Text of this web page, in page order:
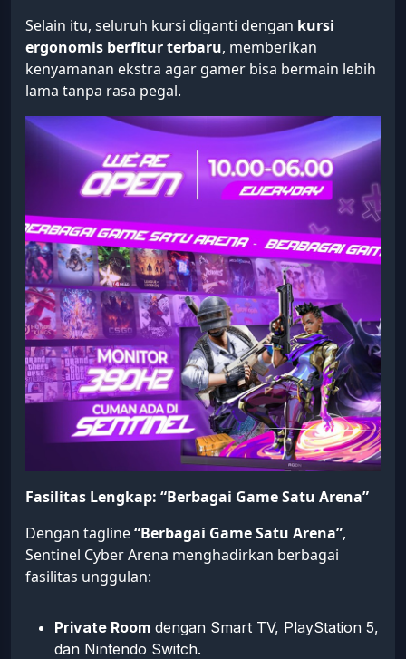
Selain itu, seluruh kursi diganti dengan kursi
ergonomis berfitur terbaru, memberikan
kenyamanan ekstra agar gamer bisa bermain lebih
lama tanpa rasa pegal.
Fasilitas Lengkap: “Berbagai Game Satu Arena”
Dengan tagline“Berbagai Game Satu Arena”,
Sentinel Cyber Arena menghadirkan berbagai
fasilitas unggulan:
Private Room dengan Smart TV, PlayStation 5,
dan Nintendo Switch.